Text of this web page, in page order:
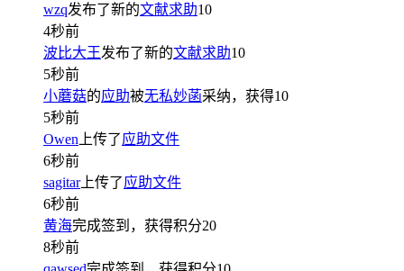
wzq发布了新的文献求助10
4秒前
波比大王发布了新的文献求助10
5秒前
小蘑菇的应助被无私妙菡采纳，获得10
5秒前
Owen 上传了应助文件
6秒前
sagitar上传了应助文件
6秒前
黄海完成签到，获得积分20
8秒前